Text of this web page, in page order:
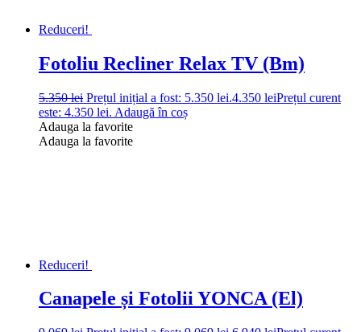
Reduceri!
Fotoliu Recliner Relax TV (Bm)
5.350lei Prețul inițial a fost: 5.350 lei.4.350 leiPrețul curent
este: 4.350 lei. Adaugă în coș
Adauga la favorite
Adauga la favorite
Reduceri!
Canapele și Fotolii YONCA (El)